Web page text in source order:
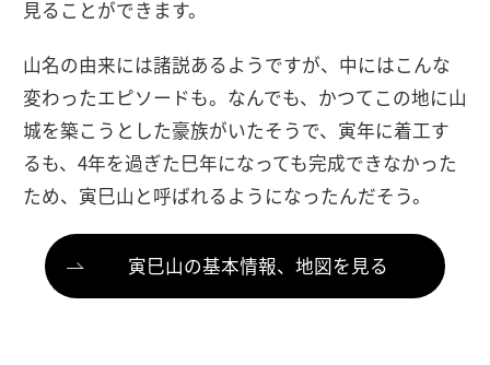
見ることができます。
山名の由来には諸説あるようですが、中にはこんな
変わったエピソードも。なんでも、かつてこの地に山
城を築こうとした豪族がいたそうで、寅年に着工す
るも、4年を過ぎた巳年になっても完成できなかった
ため、寅巳山と呼ばれるようになったんだそう。
寅巳山の基本情報、地図を見る